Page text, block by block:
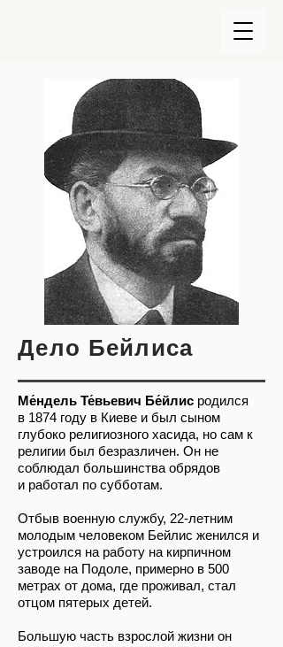
Дело Бейлиса
Ме́ндель Те́вьевич Бе́йлис родился
в 1874 году в Киеве и был сыном
глубоко религиозного хасида, но сам к
религии был безразличен. Он не
соблюдал большинства обрядов
и работал по субботам.
Отбыв военную службу, 22-летним
молодым человеком Бейлис женился и
устроился на работу на кирпичном
заводе на Подоле, примерно в 500
метрах от дома, где проживал, стал
отцом пятерых детей.
Большую часть взрослой жизни он